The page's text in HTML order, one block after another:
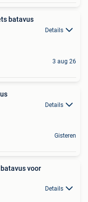
batavus
Details
3 aug 26
Details
Gisteren
voor
Details